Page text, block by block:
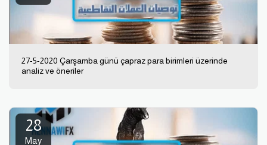
27-5-2020 Çarşamba günü çapraz para birimleri üzerinde
analiz ve öneriler
28
May